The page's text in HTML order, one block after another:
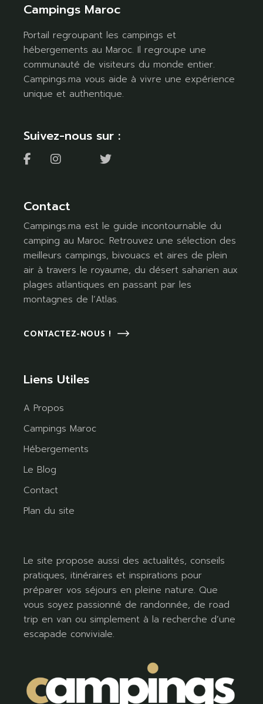
Campings Maroc
Portail regroupant les campings et
hébergements au Maroc. Il regroupe une
communauté de visiteurs du monde entier.
Campings.ma vous aide à vivre une expérience
unique et authentique.
Suivez-nous sur :
Contact
Campings.ma est le guide incontournable du
camping au Maroc. Retrouvez une sélection des
meilleurs campings, bivouacs et aires de plein
air à travers le royaume, du désert saharien aux
plages atlantiques en passant par les
montagnes de l’Atlas.
CONTACTEZ-NOUS !
Liens Utiles
A Propos
Campings Maroc
Hébergements
Le Blog
Contact
Plan du site
Le site propose aussi des actualités, conseils
pratiques, itinéraires et inspirations pour
préparer vos séjours en pleine nature. Que
vous soyez passionné de randonnée, de road
trip en van ou simplement à la recherche d’une
escapade conviviale.